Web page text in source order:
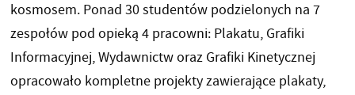
kosmosem. Ponad 30 studentów podzielonych na 7
zespołów pod opieką 4 pracowni: Plakatu, Grafiki
Informacyjnej, Wydawnictw oraz Grafiki Kinetycznej
opracowało kompletne projekty zawierające plakaty,